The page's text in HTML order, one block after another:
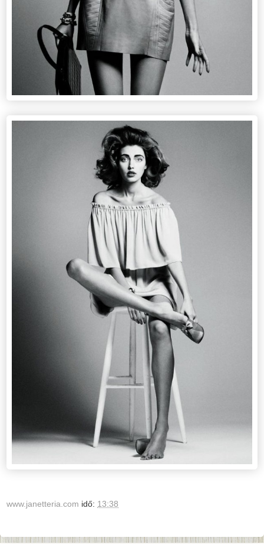
www.janetteria.com idő: 13:38